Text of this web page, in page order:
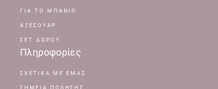
ΓΙΑ ΤΟ ΜΠΑΝΙΟ
ΑΞΕΣΟΥΑΡ
ΣΕΤ ΔΩΡΟΥ
Πληροφορίες
ΣΧΕΤΙΚΆ ΜΕ ΕΜΆΣ